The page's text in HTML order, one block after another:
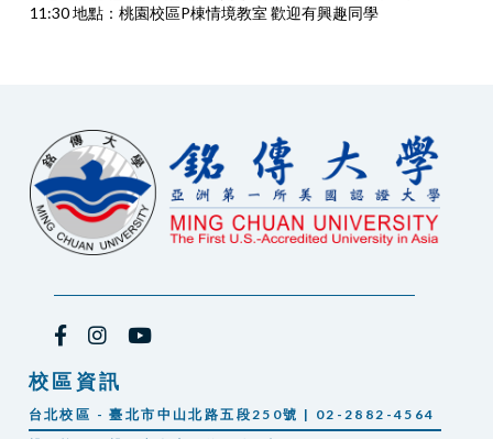
11:30 地點：桃園校區P棟情境教室 歡迎有興趣同學
校區資訊
台北校區 - 臺北市中山北路五段250號 | 02-2882-4564